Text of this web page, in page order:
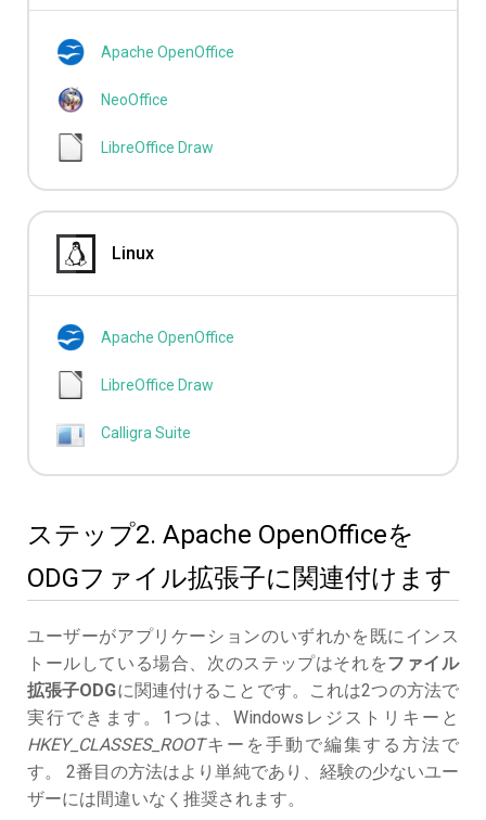
Apache OpenOffice
NeoOffice
LibreOffice Draw
Linux
Apache OpenOffice
LibreOffice Draw
Calligra Suite
ステップ2. Apache OpenOfficeを
ODGファイル拡張子に関連付けます
ユーザーがアプリケーションのいずれかを既にインス
トールしている場合、次のステップはそれをファイル
拡張子ODGに関連付けることです。これは2つの方法で
実行できます。1つは、Windowsレジストリキーと
HKEY_CLASSES_ROOTキーを手動で編集する方法で
す。 2番目の方法はより単純であり、経験の少ないユー
ザーには間違いなく推奨されます。